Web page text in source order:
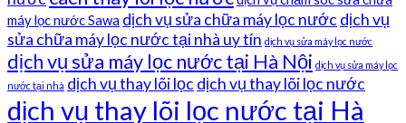
máy lọc nước Sawa dịch vụ sửa chữa máy lọc nước dịch vụ
sửa chữa máy lọc nước tại nhà uy tín dịch vụ sửa máy lọc nước
dịch vụ sửa máy lọc nước tại Hà Nội dịch vụ sửa máy lọc
nước tại nhà dịch vụ thay lõi lọc dịch vụ thay lõi lọc nước
dịch vụ thay lõi lọc nước tại Hà